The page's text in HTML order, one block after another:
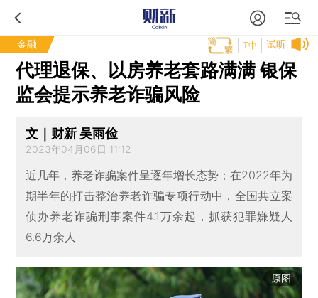
金融 试听
T中
代理退保、以房养老套路满满 银保
监会提示养老诈骗风险
文｜财新 吴雨俭
2023年04月06日 11:12
近几年，养老诈骗案件呈逐年增长态势；在2022年为
期半年的打击整治养老诈骗专项行动中，全国共立案
侦办养老诈骗刑事案件4.1万余起，抓获犯罪嫌疑人
6.6万余人
原图